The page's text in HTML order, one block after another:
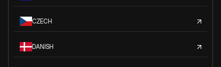
CZECH
DANISH